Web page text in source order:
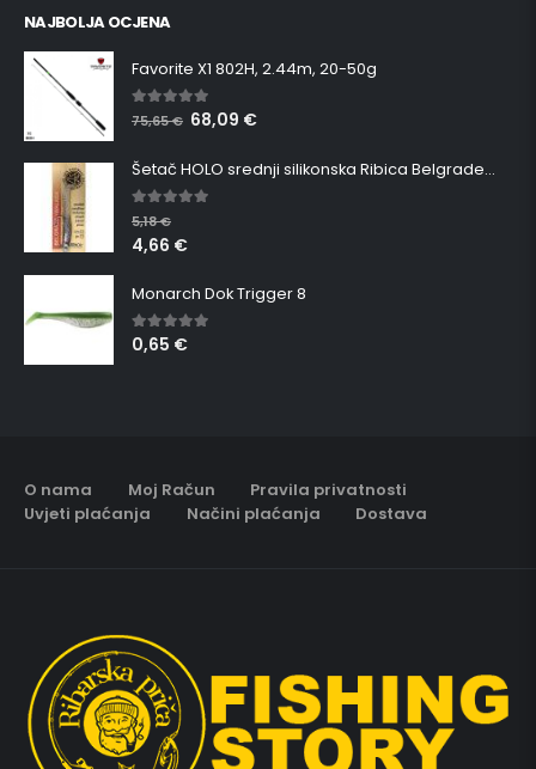
NAJBOLJA OCJENA
Favorite X1 802H, 2.44m, 20-50g
5.00 out of 5
75,65€ 68,09 €
Šetač HOLO srednji silikonska Ribica Belgrade Walker
5.00out of 5
5,18€
4,66 €
Monarch Dok Trigger 8
5.00 out of 5
0,65 €
O nama Moj Račun
Pravila privatnosti
Uvjeti plaćanja
Načini plaćanja Dostava